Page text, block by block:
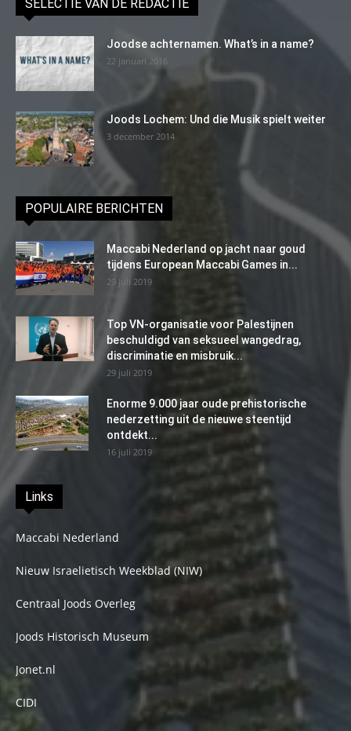
SELECTIE VAN DE REDACTIE
Joodse achternamen. What’s in a name?
22 januari 2016
Joods Lochem: Und die Musik spielt weiter
3 december 2014
POPULAIRE BERICHTEN
Maccabi Nederland op jacht naar goud
tijdens European Maccabi Games in...
29 juli 2019
Top VN-organisatie voor Palestijnen
beschuldigd van seksueel wangedrag,
discriminatie en misbruik...
29 juli 2019
Enorme 9.000 jaar oude prehistorische
nederzetting uit de nieuwe steentijd
ontdekt...
16 juli 2019
Links
Maccabi Nederland
Nieuw Israelietisch Weekblad (NIW)
Centraal Joods Overleg
Joods Historisch Museum
Jonet.nl
CIDI